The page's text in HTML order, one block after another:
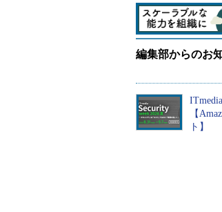
Windows
編集部からのお
【
ト】